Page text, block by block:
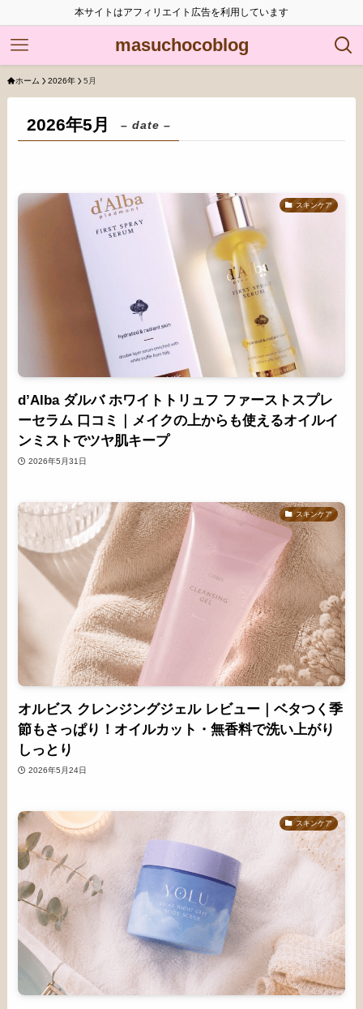
本サイトはアフィリエイト広告を利用しています
masuchocoblog
ホーム 2026年 5月
2026年5月 – date –
スキンケア
d’Alba ダルバ ホワイトトリュフ ファーストスプレ
ーセラム 口コミ｜メイクの上からも使えるオイルイ
ンミストでツヤ肌キープ
2026年5月31日
スキンケア
オルビス クレンジングジェル レビュー｜ベタつく季
節もさっぱり！オイルカット・無香料で洗い上がり
しっとり
2026年5月24日
スキンケア